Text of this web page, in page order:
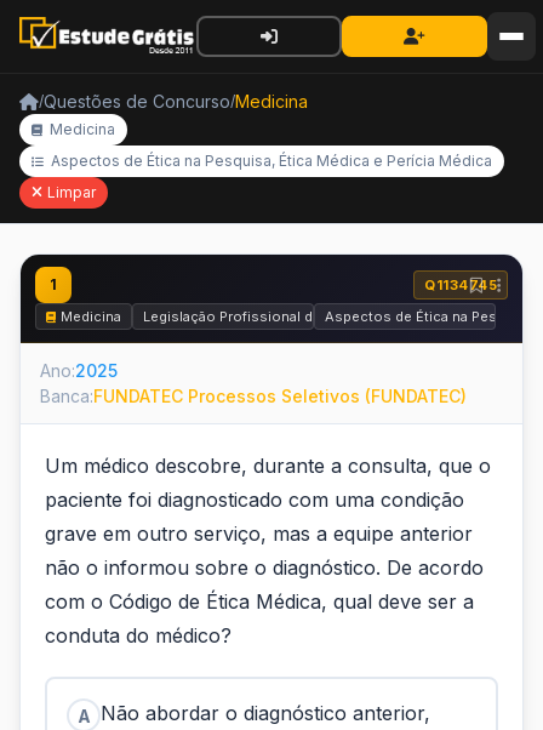
/Questões de Concurso/Medicina
Medicina
Aspectos de Ética na Pesquisa, Ética Médica e Perícia Médica
Limpar
1
Q1134745
Medicina
Legislação Profissional do MédicoAspectos de Ética na Pesquisa,
Ano:2025
Banca:FUNDATEC Processos Seletivos (FUNDATEC)
Um médico descobre, durante a consulta, que o
paciente foi diagnosticado com uma condição
grave em outro serviço, mas a equipe anterior
não o informou sobre o diagnóstico. De acordo
com o Código de Ética Médica, qual deve ser a
conduta do médico?
A Não abordar o diagnóstico anterior,